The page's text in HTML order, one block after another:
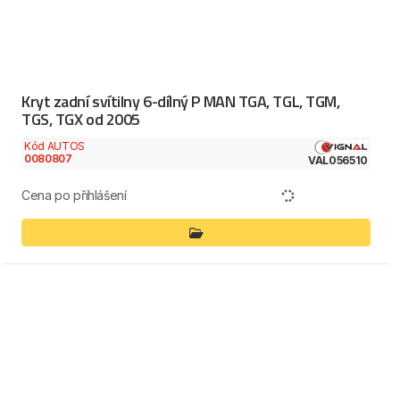
Kryt zadní svítilny 6-dílný P MAN TGA, TGL, TGM,
TGS, TGX od 2005
Kód AUTOS
0080807
VAL056510
Cena po přihlášení